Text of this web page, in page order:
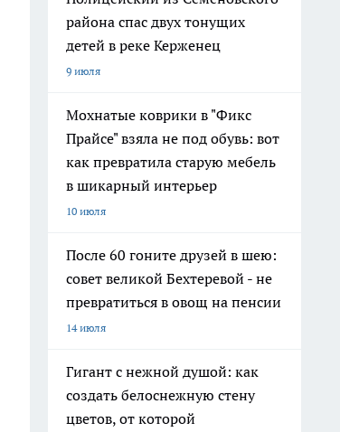
района спас двух тонущих
детей в реке Керженец
9 июля
Мохнатые коврики в "Фикс
Прайсе" взяла не под обувь: вот
как превратила старую мебель
в шикарный интерьер
10 июля
После 60 гоните друзей в шею:
совет великой Бехтеревой - не
превратиться в овощ на пенсии
14 июля
Гигант с нежной душой: как
создать белоснежную стену
цветов, от которой